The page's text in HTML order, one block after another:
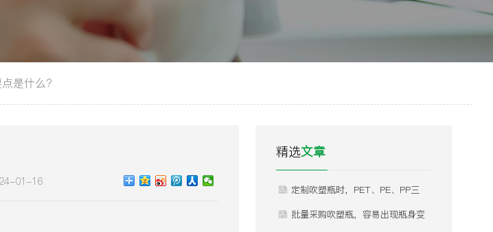
是什么？
01-16
精选文章
定制吹塑瓶时，PET、PE、PP三
种常用材质怎么选？不同材质分别
批量采购吹塑瓶，容易出现瓶身变